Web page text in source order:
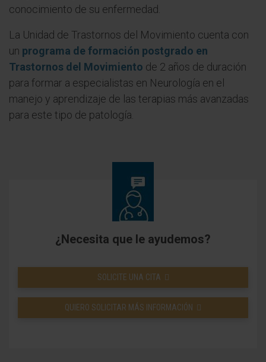
conocimiento de su enfermedad.
La Unidad de Trastornos del Movimiento cuenta con
un programa de formación postgrado en
Trastornos del Movimiento de 2 años de duración
para formar a especialistas en Neurología en el
manejo y aprendizaje de las terapias más avanzadas
para este tipo de patología.
¿Necesita que le ayudemos?
SOLICITE UNA CITA
QUIERO SOLICITAR MÁS INFORMACIÓN